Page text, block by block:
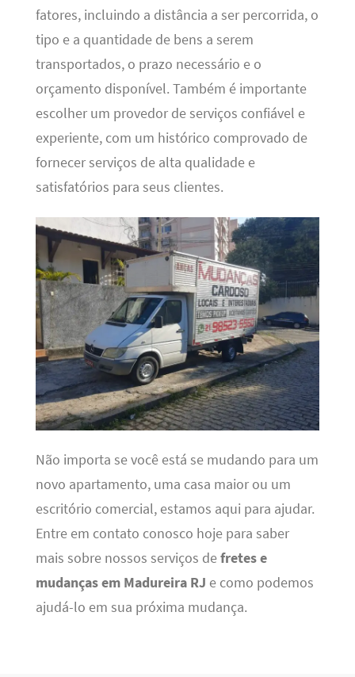
fatores, incluindo a distância a ser percorrida, o
tipo e a quantidade de bens a serem
transportados, o prazo necessário e o
orçamento disponível. Também é importante
escolher um provedor de serviços confiável e
experiente, com um histórico comprovado de
fornecer serviços de alta qualidade e
satisfatórios para seus clientes.
Não importa se você está se mudando para um
novo apartamento, uma casa maior ou um
escritório comercial, estamos aqui para ajudar.
Entre em contato conosco hoje para saber
mais sobre nossos serviços defretes e
mudanças em Madureira RJ e como podemos
ajudá-lo em sua próxima mudança.